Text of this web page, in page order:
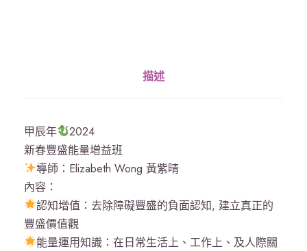
片
段
數
量
描述
甲辰年
2024
新春豐盛能量增益班
導師：Elizabeth Wong 黃紫晴
內容：
認知增值：去除障礙豐盛的負面認知, 建立真正的
豐盛價值觀
能量運用知識：在日常生活上、工作上、及人際關